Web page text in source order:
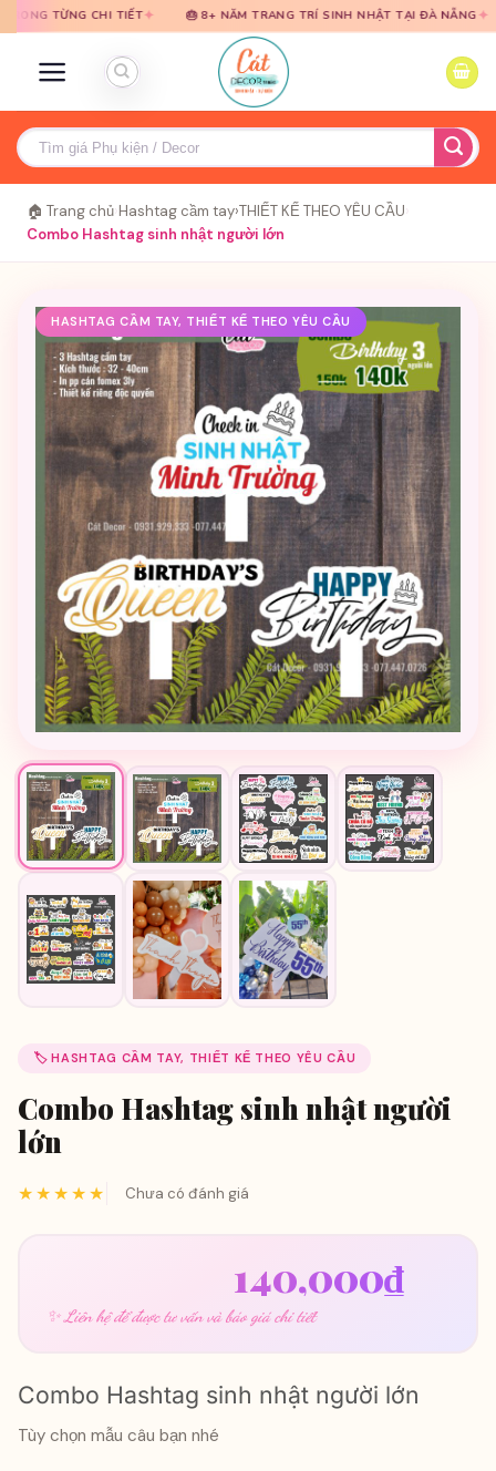
qua
qua
CHI TIẾT✦ 🎂 8+ NĂM TRANG TRÍ SINH NHẬT TẠI ĐÀ NẴNG✦ 🎈 TƯ
Tìm
kiếm:
🏠 Trang chủ Hashtag cầm tay›THIẾT KẾ THEO YÊU CẦU
Combo Hashtag sinh nhật người lớn
HASHTAG CẦM TAY, THIẾT KẾ THEO YÊU CẦU
🏷️ HASHTAG CẦM TAY, THIẾT KẾ THEO YÊU CẦU
Combo Hashtag sinh nhật người
lớn
★★★★★ Chưa có đánh giá
Giá
gốc
150,000₫.
140,000₫Giá
là:
✨ Liên hệ để được tư vấn và báo giá chi tiết
Combo Hashtag sinh nhật người lớn
Tùy chọn mẫu câu bạn nhé